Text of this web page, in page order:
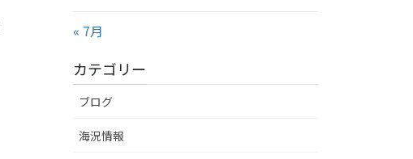
« 7月
カテゴリー
ブログ
海況情報